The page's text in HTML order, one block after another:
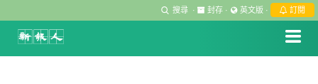
搜尋 · 封存 · 英文版 · 訂閱